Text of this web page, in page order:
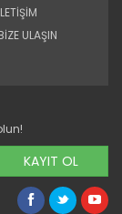
ULAŞIN
KAYIT OL